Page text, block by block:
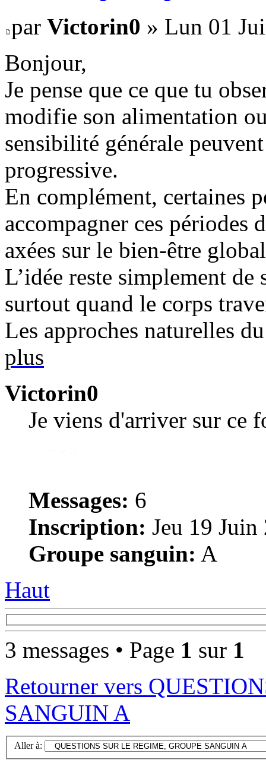
par Victorin0 » Lun 01
Bonjour,
Je pense que ce que tu
modifie son alimentation
sensibilité générale
progressive.
En complément, certaines
accompagner ces périodes
axées sur le bien-être
L’idée reste simplement
surtout quand le corps
Les approches naturelles
plus
Victorin0
Je viens d'arriver sur ce
Messages: 6
Inscription: Jeu 19
Groupe sanguin: A
Haut
3 messages • Page 1 sur 1
Retourner vers
SANGUIN A
Aller à: